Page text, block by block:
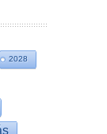
2028